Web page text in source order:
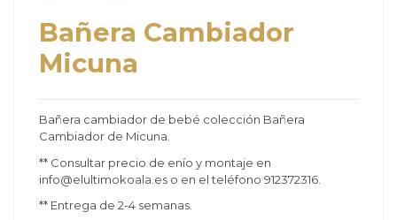
Bañera Cambiador
Micuna
Bañera cambiador de bebé colección Bañera
Cambiador de Micuna.
** Consultar precio de enío y montaje en
info@elultimokoala.es o en el teléfono 912372316.
** Entrega de 2-4 semanas.